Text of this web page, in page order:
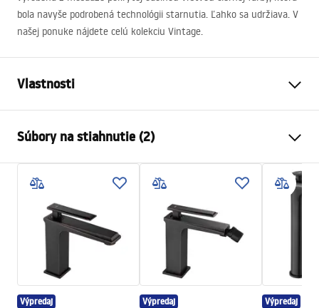
bola navyše podrobená technológii starnutia. Ľahko sa udržiava. V
našej ponuke nájdete celú kolekciu Vintage.
Vlastnosti
rea.com.pl/#hu
Spôsob montáže
Stojanková
Farba
Čierna
Typ výtoku
Pohyblivá
Materiál
Rozsah výtoku
Výška
mm
Technológia povrchovej
Electroplating
Súbory na stiahnutie (2)
Návod na montáž
Faucet.pdf
Záručné podmienky
Warranty_Terms_and_Conditions_Faucets_-_5.pdf
Výpredaj Výpredaj Výpredaj